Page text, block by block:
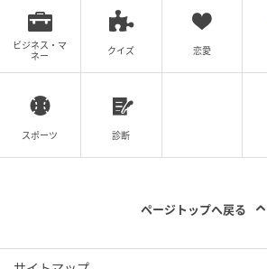
ビジネス・マ
ネー
クイズ 恋愛
スポーツ 診断
ページトップへ戻る